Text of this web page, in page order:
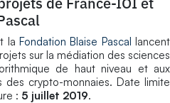
la Fondation Blaise Pascal lancent
sur la médiation des sciences
de haut niveau et aux
des crypto-monnaies. Date limite
: 5 juillet 2019.